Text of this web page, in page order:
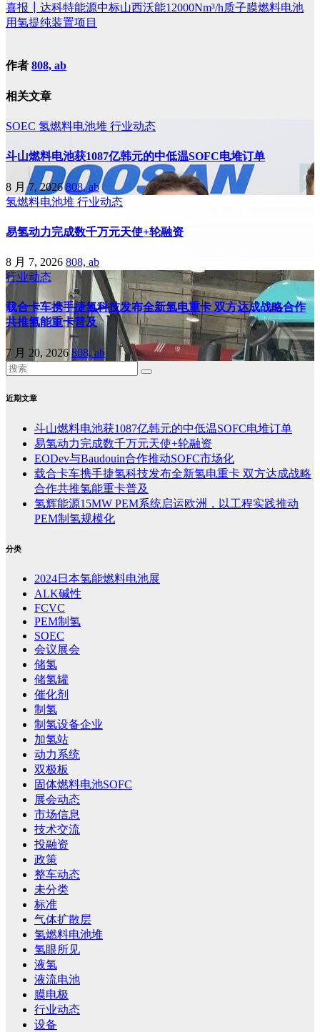
喜报┃达科特能源中标山西沃能12000Nm³/h质子膜燃料电池
用氢提纯装置项目
作者 808, ab
相关文章
SOEC 氢燃料电池堆 行业动态
斗山燃料电池获1087亿韩元的中低温SOFC电堆订单
8 月 7, 2026808, ab
氢燃料电池堆 行业动态
易氢动力完成数千万元天使+轮融资
8 月 7, 2026 808, ab
行业动态
载合卡车携手捷氢科技发布全新氢电重卡 双方达成战略合作
共推氢能重卡普及
7 月 20, 2026808, ab
近期文章
斗山燃料电池获1087亿韩元的中低温SOFC电堆订单
易氢动力完成数千万元天使+轮融资
EODev与Baudouin合作推动SOFC市场化
载合卡车携手捷氢科技发布全新氢电重卡 双方达成战略
合作共推氢能重卡普及
氢辉能源15MW PEM系统启运欧洲，以工程实践推动
PEM制氢规模化
分类
2024日本氢能燃料电池展
ALK碱性
FCVC
PEM制氢
SOEC
会议展会
储氢
储氢罐
催化剂
制氢
制氢设备企业
加氢站
动力系统
双极板
固体燃料电池SOFC
展会动态
市场信息
技术交流
投融资
政策
整车动态
未分类
标准
气体扩散层
氢燃料电池堆
氢眼所见
液氢
液流电池
膜电极
行业动态
设备